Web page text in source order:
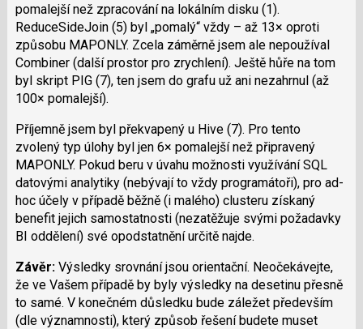
pomalejší než zpracování na lokálním disku (1).
ReduceSideJoin (5) byl „pomalý“ vždy – až 13× oproti
způsobu MAPONLY. Zcela záměrně jsem ale nepoužíval
Combiner (další prostor pro zrychlení). Ještě hůře na tom
byl skript PIG (7), ten jsem do grafu už ani nezahrnul (až
100× pomalejší).
Příjemně jsem byl překvapený u Hive (7). Pro tento
zvolený typ úlohy byl jen 6× pomalejší než připravený
MAPONLY. Pokud beru v úvahu možnosti využívání SQL
datovými analytiky (nebývají to vždy programátoři), pro ad-
hoc účely v případě běžně (i malého) clusteru získaný
benefit jejich samostatnosti (nezatěžuje svými požadavky
BI oddělení) své opodstatnění určitě najde.
Závěr:Výsledky srovnání jsou orientační. Neočekávejte,
že ve Vašem případě by byly výsledky na desetinu přesně
to samé. V konečném důsledku bude záležet především
(dle významnosti), který způsob řešení budete muset